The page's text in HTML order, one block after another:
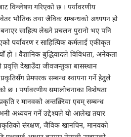
विश्लेषण गरिएको छ । पर्यावरणीय
भौतिक तथा जैविक सम्बन्धको अध्ययन हो
साहित्य लेख्ने प्रचलन पुरानो भए पनि
पर्यावरण र साहित्यिक कर्मलाई एकीकृत
हो । वैज्ञानिक बुद्धिवादले विविधता, अनेकता
देखाउँदा जीवजन्तुका बासस्थान
प्रेमपरक सम्बन्ध स्थापना गर्ने हेतुले
छ । पर्यावरणीय समालोचनाका विशेषता
र मानवको अन्तक्र्रिया एवम् सम्बन्ध
अध्ययन गर्ने उद्देश्यले यो आलेख तयार
संरक्षण, जैविक खानपिन, मानवको